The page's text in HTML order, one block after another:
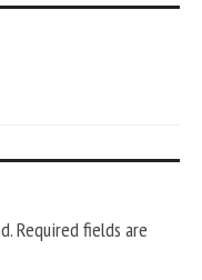
Required fields are